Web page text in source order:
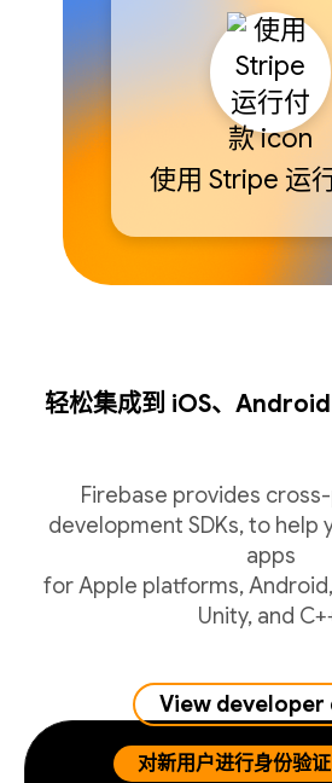
使用 Stripe 运
轻松集成到 iOS、
Firebase provides
development SDKs, to help
apps
for Apple platforms,
Unity, and
View developer